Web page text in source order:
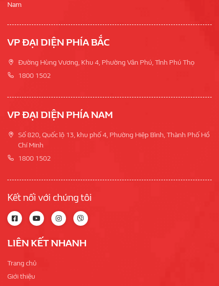
Nam
VP ĐẠI DIỆN PHÍA BẮC
Đường Hùng Vương, Khu 4, Phường Vân Phú, Tỉnh Phú Thọ
1800 1502
VP ĐẠI DIỆN PHÍA NAM
Số 820, Quốc lộ 13, khu phố 4, Phường Hiệp Bình, Thành Phố Hồ
Chí Minh
1800 1502
Kết nối với chúng tôi
LIÊN KẾT NHANH
Trang chủ
Giới thiệu